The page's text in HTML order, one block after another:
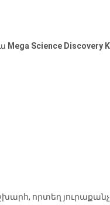
Mega Science Discovery
որտեղ